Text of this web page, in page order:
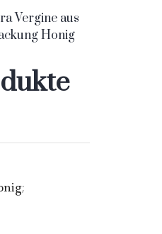
Vergine aus
Honig
;